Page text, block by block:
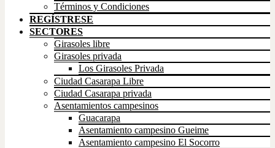
Términos y Condiciones
REGÍSTRESE
SECTORES
Girasoles libre
Girasoles privada
Los Girasoles Privada
Ciudad Casarapa Libre
Ciudad Casarapa privada
Asentamientos campesinos
Guacarapa
Asentamiento campesino Gueime
Asentamiento campesino El Socorro